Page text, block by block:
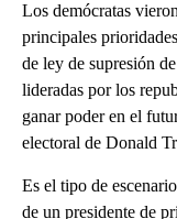
Los demócratas
principales
de ley de supresión
lideradas por los
ganar poder en el
electoral de Donald
Es el tipo de
de un presidente de